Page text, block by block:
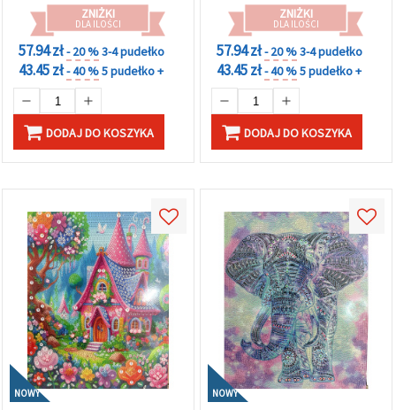
ZNIŻKI
DLA ILOŚCI
57.94 zł- 20 %3-4 pudełko
43.45 zł- 40 %5 pudełko +
DODAJ DO KOSZYKA
ZNIŻKI
DLA ILOŚCI
57.94 zł- 20 %3-4 pudełko
43.45 zł- 40 %5 pudełko +
DODAJ DO KOSZYKA
NOWY NOWY